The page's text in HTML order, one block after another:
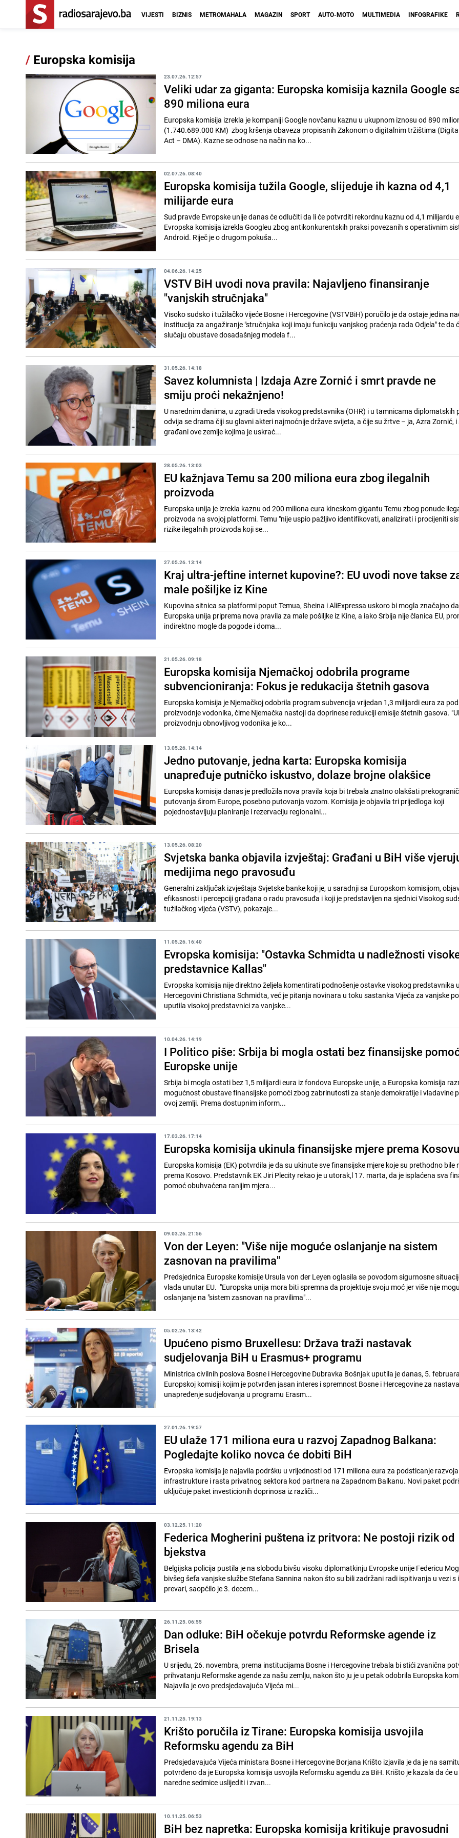
VIJESTI BIZNIS METROMAHALA MAGAZIN SPORT AUTO-MOTO MULTIMEDIA INFOGRAFIKE
/ Europska komisija
23.07.26. 12:57
Veliki udar za giganta: Europska komisija kaznila Google
890 miliona eura
Europska komisija izrekla je kompaniji Google novčanu kaznu u ukupnom iznosu od 890
(1.740.689.000 KM) zbog kršenja obaveza propisanih Zakonom o digitalnim tržištima
Act – DMA). Kazne se odnose na način na ko...
02.07.26. 08:40
Europska komisija tužila Google, slijeduje ih kazna od 4,1
milijarde eura
Sud pravde Evropske unije danas će odlučiti da li će potvrditi rekordnu kaznu od 4,1 milijardu
Evropska komisija izrekla Googleu zbog antikonkurentskih praksi povezanih s operativnim
Android. Riječ je o drugom pokuša...
04.06.26. 14:25
VSTV BiH uvodi nova pravila: Najavljeno finansiranje
"vanjskih stručnjaka"
Visoko sudsko i tužilačko vijeće Bosne i Hercegovine (VSTVBiH) poručilo je da ostaje jedina
institucija za angažiranje "stručnjaka koji imaju funkciju vanjskog praćenja rada Odjela" te da
slučaju obustave dosadašnjeg modela f...
31.05.26. 14:18
Savez kolumnista | Izdaja Azre Zornić i smrt pravde ne
smiju proći nekažnjeno!
U narednim danima, u zgradi Ureda visokog predstavnika (OHR) i u tamnicama diplomatskih
odvija se drama čiji su glavni akteri najmoćnije države svijeta, a čije su žrtve – ja, Azra Zornić, i
građani ove zemlje kojima je uskrać...
28.05.26. 13:03
EU kažnjava Temu sa 200 miliona eura zbog ilegalnih
proizvoda
Europska unija je izrekla kaznu od 200 miliona eura kineskom gigantu Temu zbog ponude
proizvoda na svojoj platformi. Temu "nije uspio pažljivo identifikovati, analizirati i procijeniti
rizike ilegalnih proizvoda koji se...
27.05.26. 13:14
Kraj ultra-jeftine internet kupovine?: EU uvodi nove takse
male pošiljke iz Kine
Kupovina sitnica sa platformi poput Temua, Sheina i AliExpressa uskoro bi mogla značajno
Europska unija priprema nova pravila za male pošiljke iz Kine, a iako Srbija nije članica EU,
indirektno mogle da pogode i doma...
21.05.26. 09:18
Europska komisija Njemačkoj odobrila programe
subvencioniranja: Fokus je redukacija štetnih gasova
Europska komisija je Njemačkoj odobrila program subvencija vrijedan 1,3 milijardi eura za
proizvodnje vodonika, čime Njemačka nastoji da doprinese redukciji emisije štetnih gasova.
proizvodnju obnovljivog vodonika je ko...
13.05.26. 14:14
Jedno putovanje, jedna karta: Europska komisija
unapređuje putničko iskustvo, dolaze brojne olakšice
Europska komisija danas je predložila nova pravila koja bi trebala znatno olakšati
putovanja širom Europe, posebno putovanja vozom. Komisija je objavila tri prijedloga koji
pojednostavljuju planiranje i rezervaciju regionalni...
13.05.26. 08:20
Svjetska banka objavila izvještaj: Građani u BiH više
medijima nego pravosuđu
Generalni zaključak izvještaja Svjetske banke koji je, u saradnji sa Europskom komisijom,
efikasnosti i percepciji građana o radu pravosuđa i koji je predstavljen na sjednici Visokog
tužilačkog vijeća (VSTV), pokazaje...
11.05.26. 16:40
Evropska komisija: "Ostavka Schmidta u nadležnosti
predstavnice Kallas"
Evropska komisija nije direktno željela komentirati podnošenje ostavke visokog predstavnika
Hercegovini Christiana Schmidta, već je pitanja novinara u toku sastanka Vijeća za vanjske
uputila visokoj predstavnici za vanjske...
10.04.26. 14:19
I Politico piše: Srbija bi mogla ostati bez finansijske
Europske unije
Srbija bi mogla ostati bez 1,5 milijardi eura iz fondova Europske unije, a Europska komisija
mogućnost obustave finansijske pomoći zbog zabrinutosti za stanje demokratije i vladavine
ovoj zemlji. Prema dostupnim inform...
17.03.26. 17:14
Europska komisija ukinula finansijske mjere prema Kosovu
Europska komisija (EK) potvrdila je da su ukinute sve finansijske mjere koje su prethodno bile
prema Kosovo. Predstavnik EK Jiri Plecity rekao je u utorak,l 17. marta, da je isplaćena sva
pomoć obuhvaćena ranijim mjera...
09.03.26. 21:56
Von der Leyen: "Više nije moguće oslanjanje na sistem
zasnovan na pravilima"
Predsjednica Europske komisije Ursula von der Leyen oglasila se povodom sigurnosne
vlada unutar EU. "Europska unija mora biti spremna da projektuje svoju moć jer više nije
oslanjanje na "sistem zasnovan na pravilima"...
05.02.26. 13:42
Upućeno pismo Bruxellesu: Država traži nastavak
sudjelovanja BiH u Erasmus+ programu
Ministrica civilnih poslova Bosne i Hercegovine Dubravka Bošnjak uputila je danas, 5.
Europskoj komisiji kojim je potvrđen jasan interes i spremnost Bosne i Hercegovine za
unapređenje sudjelovanja u programu Erasm...
27.01.26. 19:57
EU ulaže 171 miliona eura u razvoj Zapadnog Balkana:
Pogledajte koliko novca će dobiti BiH
Evropska komisija je najavila podršku u vrijednosti od 171 miliona eura za podsticanje razvoja
infrastrukture i rasta privatnog sektora kod partnera na Zapadnom Balkanu. Novi paket
uključuje paket investicionih doprinosa iz različi...
03.12.25. 11:20
Federica Mogherini puštena iz pritvora: Ne postoji rizik od
bjekstva
Belgijska policija pustila je na slobodu bivšu visoku diplomatkinju Evropske unije Federicu
bivšeg šefa vanjske službe Stefana Sannina nakon što su bili zadržani radi ispitivanja u vezi s
prevari, saopćilo je 3. decem...
26.11.25. 06:55
Dan odluke: BiH očekuje potvrdu Reformske agende iz
Brisela
U srijedu, 26. novembra, prema institucijama Bosne i Hercegovine trebala bi stići zvanična
prihvatanju Reformske agende za našu zemlju, nakon što ju je u petak odobrila Europska
Najavila je ovo predsjedavajuća Vijeća mi...
21.11.25. 19:13
Krišto poručila iz Tirane: Europska komisija usvojila
Reformsku agendu za BiH
Predsjedavajuća Vijeća ministara Bosne i Hercegovine Borjana Krišto izjavila je da je na
potvrđeno da je Europska komisija usvojila Reformsku agendu za BiH. Krišto je kazala da će
naredne sedmice uslijediti i zvan...
10.11.25. 06:53
BiH bez napretka: Europska komisija kritikuje pravosudni